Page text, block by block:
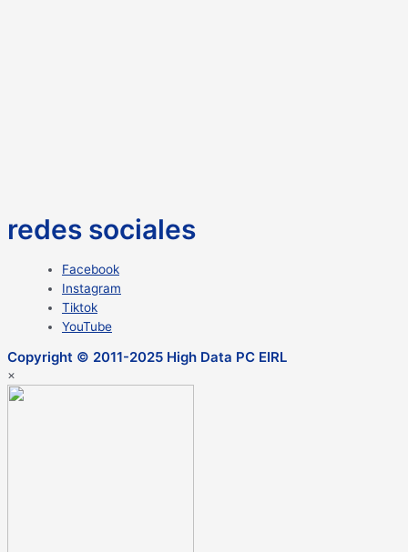
redes sociales
Facebook
Instagram
Tiktok
YouTube
Copyright © 2011-2025 High Data PC EIRL
×